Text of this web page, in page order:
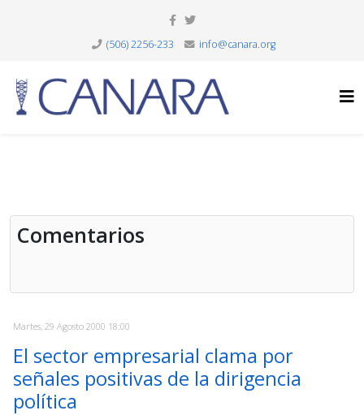
(506) 2256-233 info@canara.org
Comentarios
Martes, 29 Agosto 2000 18:00
El sector empresarial clama por
señales positivas de la dirigencia
política